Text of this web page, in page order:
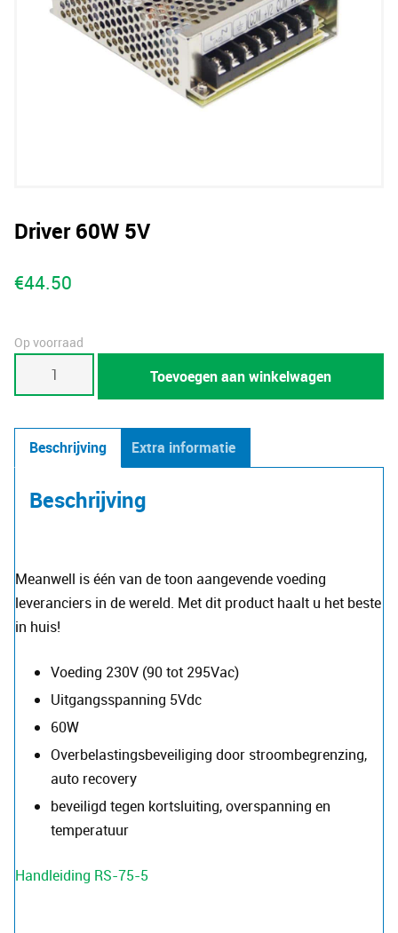
Driver 60W 5V
€44.50
Op voorraad
Toevoegen aan winkelwagen
Beschrijving Extra informatie
Beschrijving
Meanwell is één van de toon aangevende voeding
leveranciers in de wereld. Met dit product haalt u het beste
in huis!
​Voeding 230V (90 tot 295Vac)
Uitgangsspanning 5Vdc
60W
Overbelastingsbeveiliging door stroombegrenzing,
auto recovery
beveiligd tegen kortsluiting, overspanning en
temperatuur
Handleiding RS-75-5